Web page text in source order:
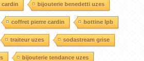
cardin bijouterie benedetti uzes
coffret pierre cardin bottine lpb
traiteur uzes sodastream grise
bijouterie tendance uzes